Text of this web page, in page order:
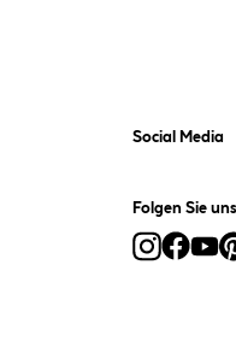
Social Media
Folgen Sie uns